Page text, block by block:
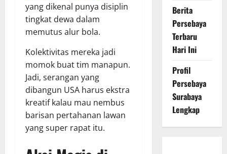
yang dikenal punya disiplin
tingkat dewa dalam
memutus alur bola.
Kolektivitas mereka jadi
momok buat tim manapun.
Jadi, serangan yang
dibangun USA harus ekstra
kreatif kalau mau nembus
barisan pertahanan lawan
yang super rapat itu.
Berita
Persebaya
Terbaru
Hari Ini
Profil
Persebaya
Surabaya
Lengkap